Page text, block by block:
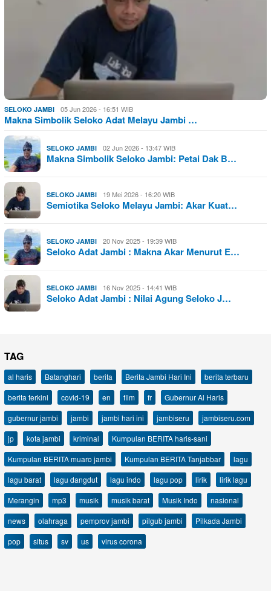
SELOKO JAMBI 05 Jun 2026 - 16:51 WIB
Makna Simbolik Seloko Adat Melayu Jambi …
SELOKO JAMBI 02 Jun 2026 - 13:47 WIB
Makna Simbolik Seloko Jambi: Petai Dak B…
SELOKO JAMBI 19 Mei 2026 - 16:20 WIB
Semiotika Seloko Melayu Jambi: Akar Kuat…
SELOKO JAMBI 20 Nov 2025 - 19:39 WIB
Seloko Adat Jambi : Makna Akar Menurut E…
SELOKO JAMBI 16 Nov 2025 - 14:41 WIB
Seloko Adat Jambi : Nilai Agung Seloko J…
TAG
al haris Batanghari berita Berita Jambi Hari Ini
berita terbaru
berita terkini
covid-19 en film fr
Gubernur Al Haris
gubernur jambi
jambi jambi hari ini jambiseru
jambiseru.com
jp
kota jambi kriminal
Kumpulan BERITA haris-sani
Kumpulan BERITA muaro jambi
Kumpulan BERITA Tanjabbar
lagu
lagu barat
lagu dangdut lagu indo lagu pop lirik
lirik lagu
Merangin
mp3 musik musik barat Musik Indo
nasional
news
olahraga pemprov jambi pilgub jambi
Pilkada Jambi
pop
situs sv us virus corona